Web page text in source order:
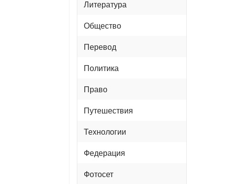
Литература
Общество
Перевод
Политика
Право
Путешествия
Технологии
Федерация
Фотосет